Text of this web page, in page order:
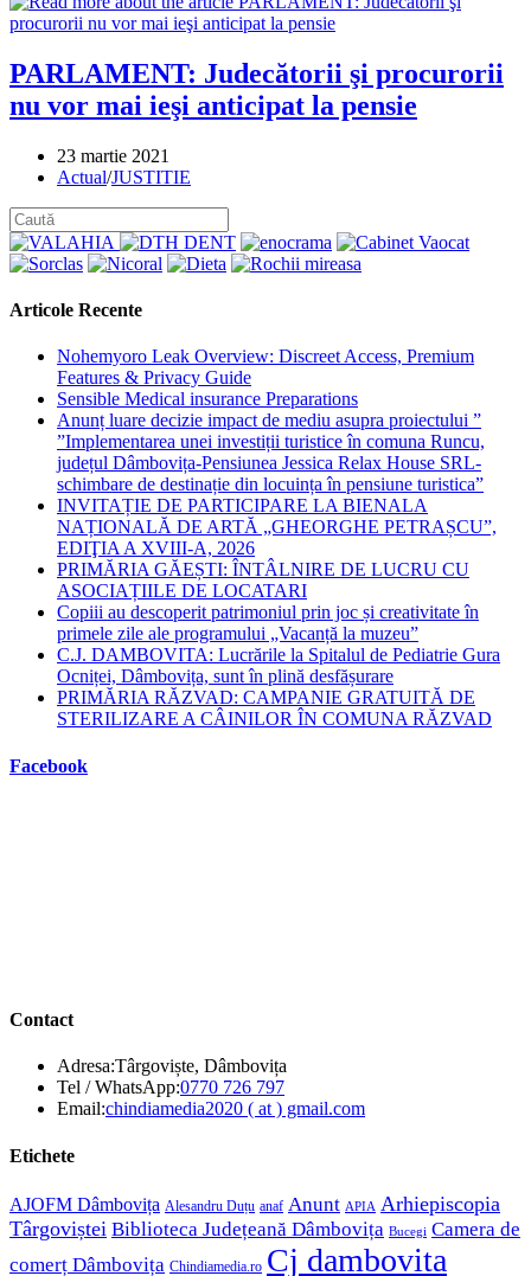
PARLAMENT: Judecătorii şi procurorii
nu vor mai ieşi anticipat la pensie
Post
published:
23 martie 2021
Post
Actual/JUSTITIE
Articole Recente
Nohemyoro Leak Overview: Discreet Access, Premium
Features & Privacy Guide
Sensible Medical insurance Preparations
Anunț luare decizie impact de mediu asupra proiectului ”
”Implementarea unei investiții turistice în comuna Runcu,
județul Dâmbovița-Pensiunea Jessica Relax House SRL-
schimbare de destinație din locuința în pensiune turistica”
INVITAȚIE DE PARTICIPARE LA BIENALA
NAȚIONALĂ DE ARTĂ „GHEORGHE PETRAȘCU”,
EDIŢIA A XVIII-A, 2026
PRIMĂRIA GĂEȘTI: ÎNTÂLNIRE DE LUCRU CU
ASOCIAȚIILE DE LOCATARI
Copiii au descoperit patrimoniul prin joc și creativitate în
primele zile ale programului „Vacanță la muzeu”
C.J. DAMBOVITA: Lucrările la Spitalul de Pediatrie Gura
Ocniței, Dâmbovița, sunt în plină desfășurare
PRIMĂRIA RĂZVAD: CAMPANIE GRATUITĂ DE
STERILIZARE A CÂINILOR ÎN COMUNA RĂZVAD
Facebook
Contact
Adresa:Târgoviște, Dâmbovița
Tel / WhatsApp:0770 726 797Opens
in
Email:chindiamedia2020 ( at ) gmail.comOpens
Etichete
AJOFM Dâmbovița Alesandru Duțu anaf Anunt APIA Arhiepiscopia
Târgoviștei Biblioteca Județeană Dâmbovița Bucegi Camera de
comerț Dâmbovița Chindiamedia.ro Cj dambovita